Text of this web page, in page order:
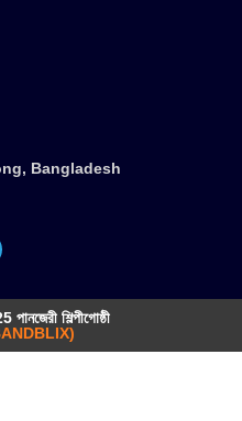
Bangladesh
শিল্পীগোষ্ঠী